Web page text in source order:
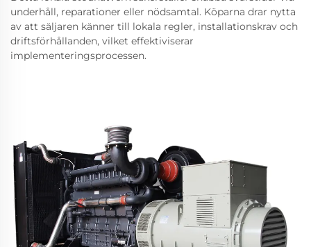
underhåll, reparationer eller nödsamtal. Köparna drar nytta
av att säljaren känner till lokala regler, installationskrav och
driftsförhållanden, vilket effektiviserar
implementeringsprocessen.